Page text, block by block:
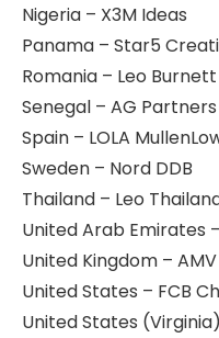
Nigeria – X3M Ideas
Panama – Star5
Romania – Leo
Senegal – AG
Spain – LOLA
Sweden – Nord DDB
Thailand – Leo
United Arab Emirates
United Kingdom – AMV
United States – FCB
United States